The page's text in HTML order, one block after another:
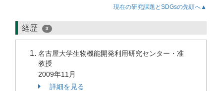
現在の研究課題とSDGsの先頭へ▲
経歴 3
名古屋大学生物機能開発利用研究センター・准
教授
2009年11月
詳細を見る